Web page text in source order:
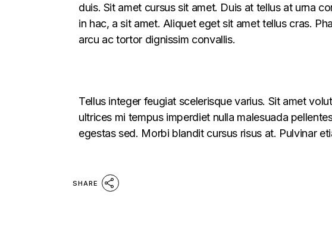
duis. Sit amet cursus sit amet. Duis at tellus at urna
in hac, a sit amet. Aliquet eget sit amet tellus cras.
arcu ac tortor dignissim convallis.
Tellus integer feugiat scelerisque varius. Sit amet
ultrices mi tempus imperdiet nulla malesuada
egestas sed. Morbi blandit cursus risus at. Pulvinar
SHARE